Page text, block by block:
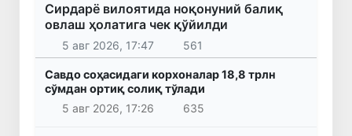
Сирдарё вилоятида ноқонуний балиқ
овлаш ҳолатига чек қўйилди
5 авг 2026, 17:47 561
Савдо соҳасидаги корхоналар 18,8 трлн
сўмдан ортиқ солиқ тўлади
5 авг 2026, 17:26
635